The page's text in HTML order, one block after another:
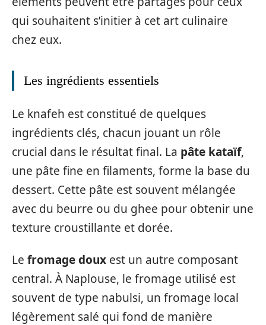
qui souhaitent s’initier à cet art culinaire
chez eux.
Les ingrédients essentiels
Le knafeh est constitué de quelques
ingrédients clés, chacun jouant un rôle
crucial dans le résultat final. La pâte kataïf,
une pâte fine en filaments, forme la base du
dessert. Cette pâte est souvent mélangée
avec du beurre ou du ghee pour obtenir une
texture croustillante et dorée.
Le fromage doux est un autre composant
central. À Naplouse, le fromage utilisé est
souvent de type nabulsi, un fromage local
légèrement salé qui fond de manière